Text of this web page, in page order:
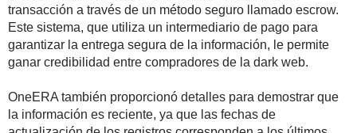
transacción a través de un método seguro llamado escrow.
Este sistema, que utiliza un intermediario de pago para
garantizar la entrega segura de la información, le permite
ganar credibilidad entre compradores de la dark web.
OneERA también proporcionó detalles para demostrar que
la información es reciente, ya que las fechas de